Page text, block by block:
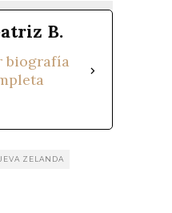
B.
biografía
ZELANDA